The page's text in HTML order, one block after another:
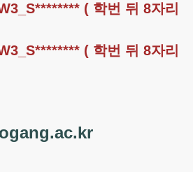
( 학번 뒤 8자리
( 학번 뒤 8자리